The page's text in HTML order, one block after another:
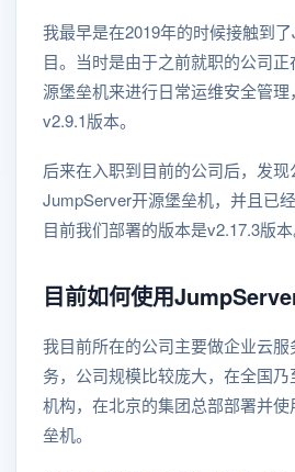
我最早是在2019年的时候接触到
目。当时是由于之前就职的公司
源堡垒机来进行日常运维安全管
v2.9.1版本。
后来在入职到目前的公司后，发
JumpServer开源堡垒机，并且已
目前我们部署的版本是v2.17.3版本
目前如何使用
我目前所在的公司主要做企业云
务，公司规模比较庞大，在全国
机构，在北京的集团总部部署并
垒机。